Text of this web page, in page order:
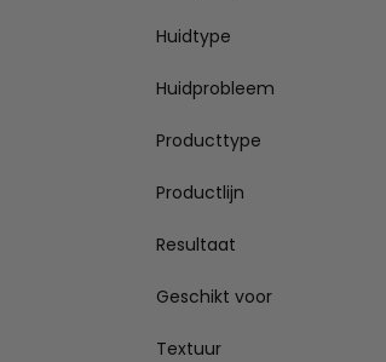
Huidtype
Huidprobleem
Producttype
Productlijn
Resultaat
Geschikt voor
Textuur